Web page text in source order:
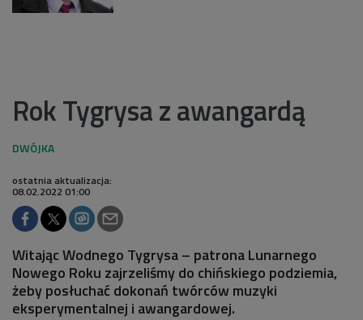
Rok Tygrysa z awangardą
ostatnia aktualizacja:
08.02.2022 01:00
Witając Wodnego Tygrysa – patrona Lunarnego
Nowego Roku zajrzeliśmy do chińskiego podziemia,
żeby posłuchać dokonań twórców muzyki
eksperymentalnej i awangardowej.